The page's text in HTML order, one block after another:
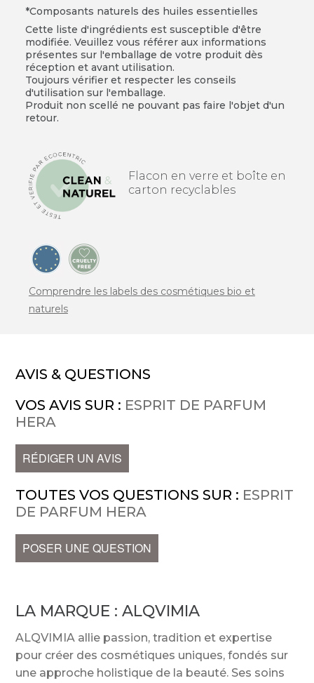
*Composants naturels des huiles essentielles
Cette liste d'ingrédients est susceptible d'être
modifiée. Veuillez vous référer aux informations
présentes sur l'emballage de votre produit dès
réception et avant utilisation.
Toujours vérifier et respecter les conseils
d'utilisation sur l'emballage.
Produit non scellé ne pouvant pas faire l'objet d'un
retour.
Flacon en verre et boîte en
carton recyclables
Comprendre les labels des cosmétiques bio et
naturels
AVIS & QUESTIONS
VOS AVIS SUR : ESPRIT DE PARFUM
HERA
RÉDIGER UN AVIS
TOUTES VOS QUESTIONS SUR : ESPRIT
DE PARFUM HERA
POSER UNE QUESTION
LA MARQUE :ALQVIMIA
ALQVIMIA allie passion, tradition et expertise
pour créer des cosmétiques uniques, fondés sur
une approche holistique de la beauté. Ses soins